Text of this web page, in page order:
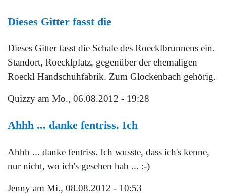
Dieses Gitter fasst die
Dieses Gitter fasst die Schale des Roecklbrunnens ein.
Standort, Roecklplatz, gegenüber der ehemaligen
Roeckl Handschuhfabrik. Zum Glockenbach gehörig.
Quizzy am Mo., 06.08.2012 - 19:28
Ahhh ... danke fentriss. Ich
Ahhh ... danke fentriss. Ich wusste, dass ich's kenne,
nur nicht, wo ich's gesehen hab ... :-)
Jenny am Mi., 08.08.2012 - 10:53